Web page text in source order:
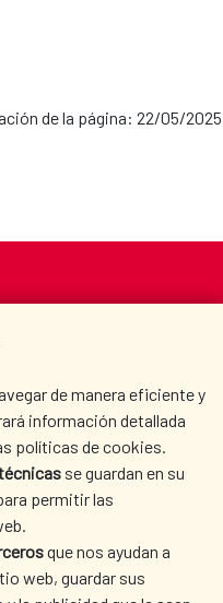
de la página: 22/05/2025
de manera eficiente y
información detallada
políticas de cookies.
se guardan en su
permitir las
que nos ayudan a
web, guardar sus
OÙ NOUS COOPÉRONS
SALLE DE PRESSE
BIBLIOTHÈQUE